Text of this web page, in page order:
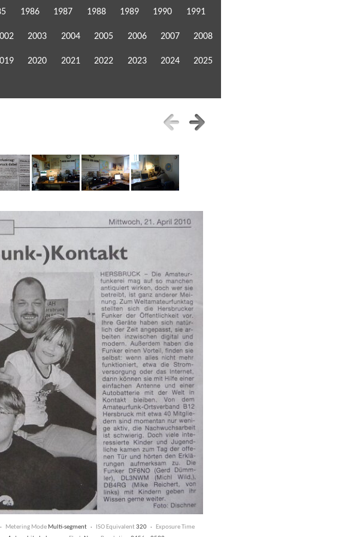
1986 1987 1988 1989 1990 1991
2003 2004 2005 2006 2007 2008
2020 2021 2022 2023 2024 2025
Metering ModeMulti-segment · ISO Equivalent320 ·
Exposure Time